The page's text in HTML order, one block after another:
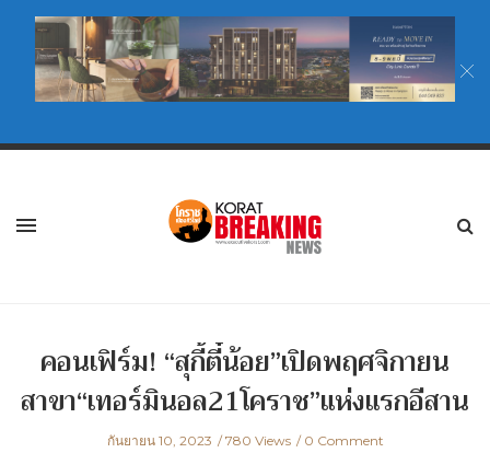
คอนเฟิร์ม! “สุกี้ตี๋น้อย”เปิดพฤศจิกายน
สาขา“เทอร์มินอล21โคราช”แห่งแรกอีสาน
กันยายน 10, 2023 780 Views 0 Comment